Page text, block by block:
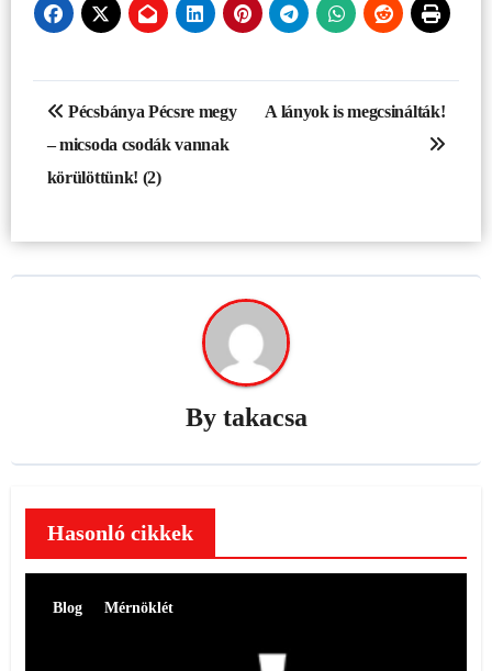
Bejegyzés
navigáció
Pécsbánya Pécsre megy
– micsoda csodák vannak
körülöttünk! (2)
A lányok is megcsinálták!
By takacsa
Hasonló cikkek
Blog Mérnöklét